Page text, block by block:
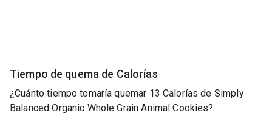
Tiempo de quema de Calorías
¿Cuánto tiempo tomaría quemar 13 Calorías de Simply
Balanced Organic Whole Grain Animal Cookies?